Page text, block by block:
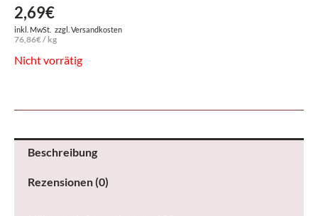
2,69€
inkl. MwSt. zzgl. Versandkosten
76,86€/ kg
Nicht vorrätig
Beschreibung
Rezensionen (0)